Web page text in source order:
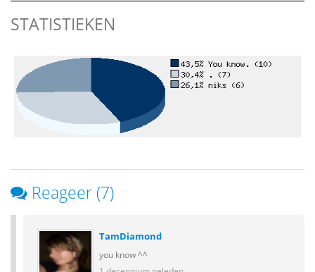
STATISTIEKEN
Reageer (7)
TamDiamond
you know ^^